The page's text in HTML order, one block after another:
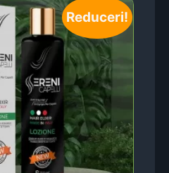
Reduceri!